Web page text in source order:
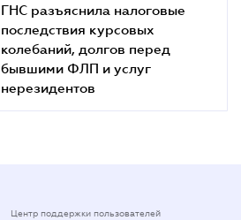
ГНС разъяснила налоговые
последствия курсовых
колебаний, долгов перед
бывшими ФЛП и услуг
нерезидентов
Центр поддержки пользователей